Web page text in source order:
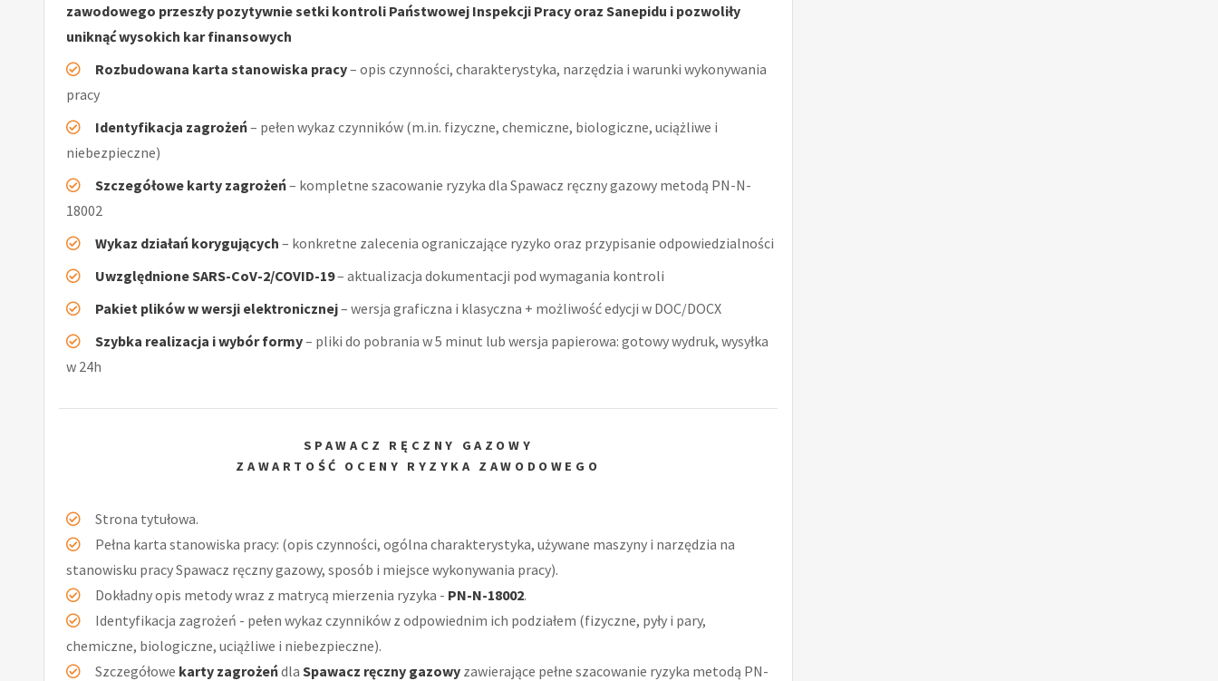
zawodowego przeszły pozytywnie setki kontroli Państwowej Inspekcji Pracy oraz Sanepidu i pozwoliły
uniknąć wysokich kar finansowych
Rozbudowana karta stanowiska pracy– opis czynności, charakterystyka, narzędzia i warunki wykonywania
pracy
Identyfikacja zagrożeń– pełen wykaz czynników (m.in. fizyczne, chemiczne, biologiczne, uciążliwe i
niebezpieczne)
Szczegółowe karty zagrożeń– kompletne szacowanie ryzyka dla Spawacz ręczny gazowy metodą PN-N-
18002
Wykaz działań korygujących – konkretne zalecenia ograniczające ryzyko oraz przypisanie odpowiedzialności
Uwzględnione SARS-CoV-2/COVID-19– aktualizacja dokumentacji pod wymagania kontroli
Pakiet plików w wersji elektronicznej– wersja graficzna i klasyczna + możliwość edycji w DOC/DOCX
Szybka realizacja i wybór formy– pliki do pobrania w 5 minut lub wersja papierowa: gotowy wydruk, wysyłka
w 24h
SPAWACZ RĘCZNY GAZOWY
ZAWARTOŚĆ OCENY RYZYKA ZAWODOWEGO
Strona tytułowa.
Pełna karta stanowiska pracy: (opis czynności, ogólna charakterystyka, używane maszyny i narzędzia na
stanowisku pracy Spawacz ręczny gazowy, sposób i miejsce wykonywania pracy).
Dokładny opis metody wraz z matrycą mierzenia ryzyka - PN-N-18002.
Identyfikacja zagrożeń - pełen wykaz czynników z odpowiednim ich podziałem (fizyczne, pyły i pary,
chemiczne, biologiczne, uciążliwe i niebezpieczne).
Szczegółowe karty zagrożeńdla Spawacz ręczny gazowy zawierające pełne szacowanie ryzyka metodą PN-